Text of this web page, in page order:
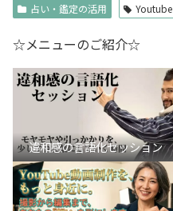
占い・鑑定の活用 Youtube
☆メニューのご紹介☆
違和感の言語化セッション